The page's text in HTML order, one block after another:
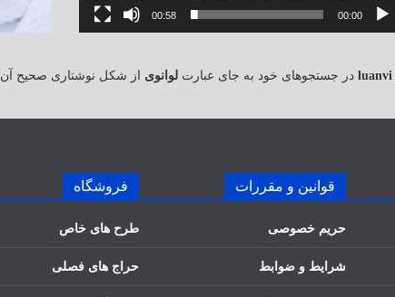
00:00
00:58
luanvi در جستجوهای خود به جای عبارت لوانوی از شکل نوشتاری صحیح آن
قوانین و مقررات
حریم خصوصی
شرایط و ضوابط
فروشگاه
طرح های خاص
حراج های فصلی